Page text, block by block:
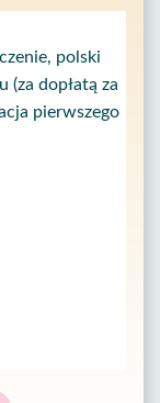
polski
dopłatą za
pierwszego